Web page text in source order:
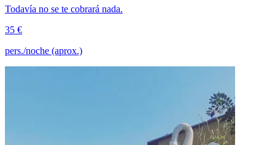
Todavía no se te cobrará nada.
35 €
pers./noche (aprox.)